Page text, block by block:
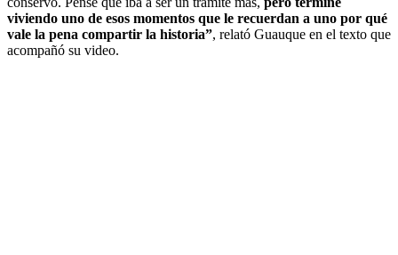
viviendo uno de esos momentos que le recuerdan a uno por qué
vale la pena compartir la historia”, relató Guauque en el texto que
acompañó su video.